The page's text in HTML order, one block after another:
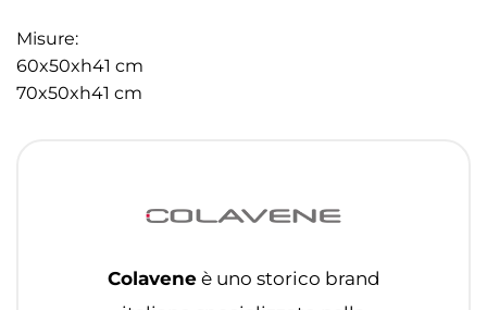
Misure:
60x50xh41 cm
70x50xh41 cm
Colaveneè uno storico brand